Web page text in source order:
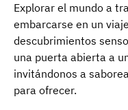
Explorar el mundo a
embarcarse en un
descubrimientos
una puerta abierta a
invitándonos a
para ofrecer.